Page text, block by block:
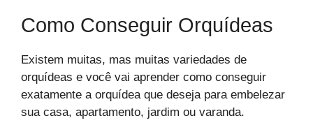
Como Conseguir Orquídeas
Existem muitas, mas muitas variedades de
orquídeas e você vai aprender como conseguir
exatamente a orquídea que deseja para embelezar
sua casa, apartamento, jardim ou varanda.